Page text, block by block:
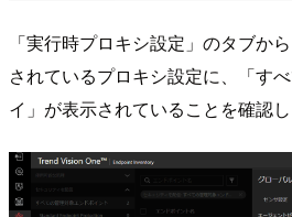
「実行時プロキシ設定」のタブか
されているプロキシ設定に、「す
イ」が表示されていることを確認し